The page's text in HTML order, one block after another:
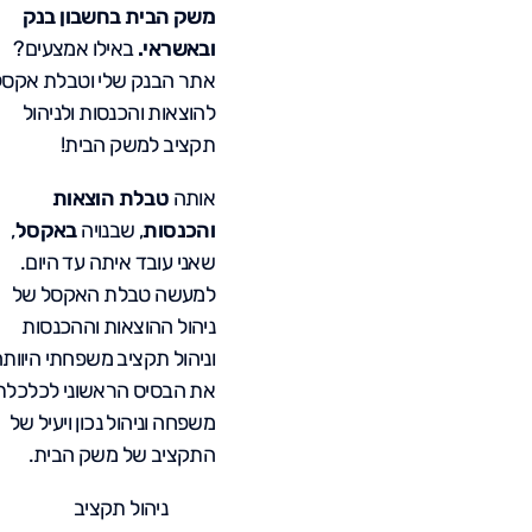
משק הבית בחשבון בנק
ובאשראי.באילו אמצעים?
אתר הבנק שלי וטבלת
להוצאות והכנסות ולניהול
תקציב למשק הבית!
אותה טבלת הוצאות
והכנסות, שבנויהבאקסל,
שאני עובד איתה עד היום.
למעשה טבלת האקסל של
ניהול ההוצאות וההכנסות
וניהול תקציב משפחתי
את הבסיס הראשוני
משפחה וניהול נכון ויעיל של
התקציב של משק הבית.
ניהול תקציב